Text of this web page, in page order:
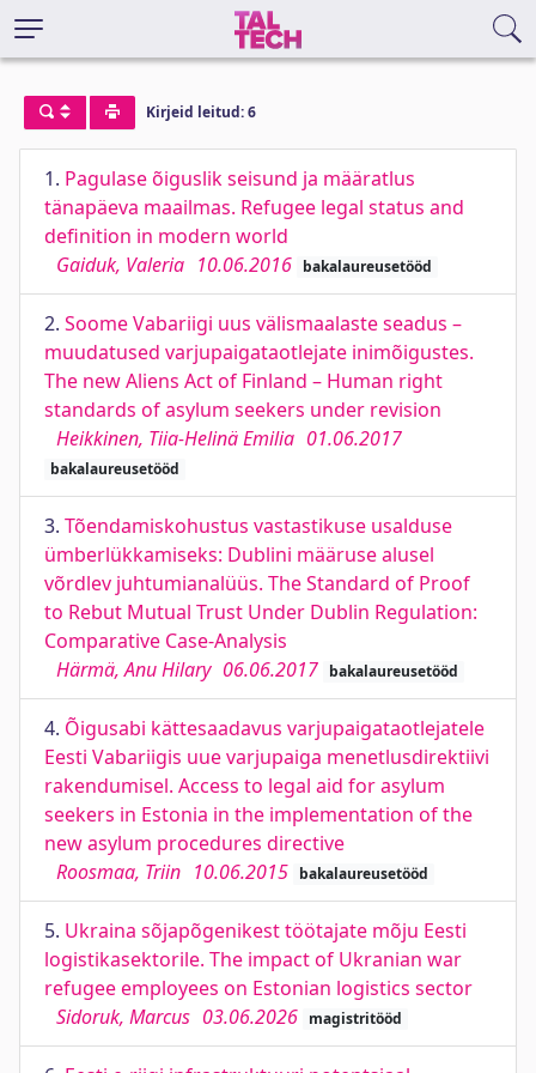
Kirjeid leitud: 6
1. Pagulase õiguslik seisund ja määratlus
tänapäeva maailmas. Refugee legal status and
definition in modern world
Gaiduk, Valeria 10.06.2016 bakalaureusetööd
2. Soome Vabariigi uus välismaalaste seadus –
muudatused varjupaigataotlejate inimõigustes.
The new Aliens Act of Finland – Human right
standards of asylum seekers under revision
Heikkinen, Tiia-Helinä Emilia 01.06.2017
bakalaureusetööd
3. Tõendamiskohustus vastastikuse usalduse
ümberlükkamiseks: Dublini määruse alusel
võrdlev juhtumianalüüs. The Standard of Proof
to Rebut Mutual Trust Under Dublin Regulation:
Comparative Case-Analysis
Härmä, Anu Hilary 06.06.2017 bakalaureusetööd
4. Õigusabi kättesaadavus varjupaigataotlejatele
Eesti Vabariigis uue varjupaiga menetlusdirektiivi
rakendumisel. Access to legal aid for asylum
seekers in Estonia in the implementation of the
new asylum procedures directive
Roosmaa, Triin 10.06.2015 bakalaureusetööd
5. Ukraina sõjapõgenikest töötajate mõju Eesti
logistikasektorile. The impact of Ukranian war
refugee employees on Estonian logistics sector
Sidoruk, Marcus 03.06.2026 magistritööd